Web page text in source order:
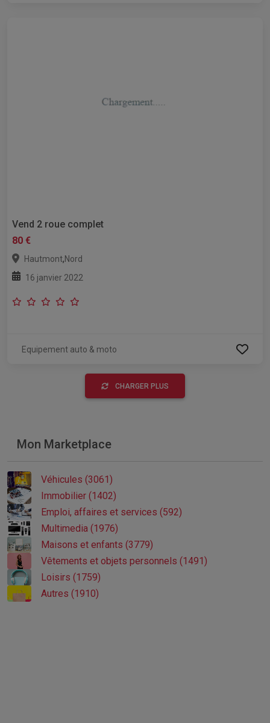
Vend 2 roue complet
80 €
Hautmont,Nord
16 janvier 2022
Equipement auto & moto
CHARGER PLUS
Mon Marketplace
Véhicules (3061)
Immobilier (1402)
Emploi, affaires et services (592)
Multimedia (1976)
Maisons et enfants (3779)
Vêtements et objets personnels (1491)
Loisirs (1759)
Autres (1910)